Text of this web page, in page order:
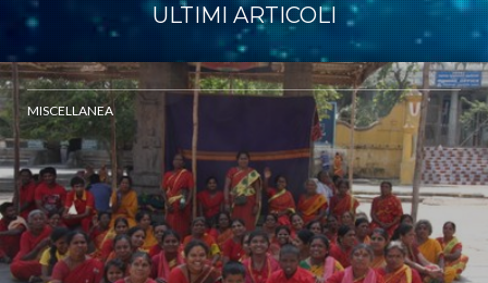
ULTIMI ARTICOLI
MISCELLANEA